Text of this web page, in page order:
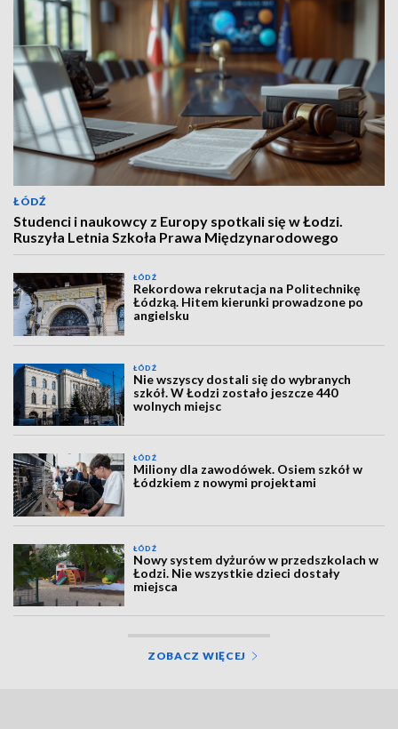
ŁÓDŹ
Studenci i naukowcy z Europy spotkali się w Łodzi.
Ruszyła Letnia Szkoła Prawa Międzynarodowego
ŁÓDŹ
Rekordowa rekrutacja na Politechnikę
Łódzką. Hitem kierunki prowadzone po
angielsku
ŁÓDŹ
Nie wszyscy dostali się do wybranych
szkół. W Łodzi zostało jeszcze 440
wolnych miejsc
ŁÓDŹ
Miliony dla zawodówek. Osiem szkół w
Łódzkiem z nowymi projektami
ŁÓDŹ
Nowy system dyżurów w przedszkolach w
Łodzi. Nie wszystkie dzieci dostały
miejsca
ZOBACZ WIĘCEJ